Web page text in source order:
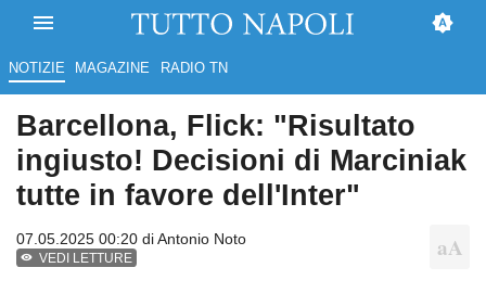
NOTIZIE MAGAZINE RADIO TN
Barcellona, Flick: "Risultato
ingiusto! Decisioni di Marciniak
tutte in favore dell'Inter"
07.05.2025 00:20 diAntonio Noto
VEDI LETTURE